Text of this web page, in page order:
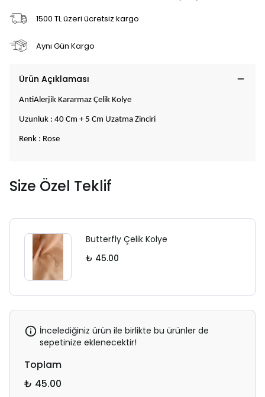
1500 TL üzeri ücretsiz kargo
Aynı Gün Kargo
Ürün Açıklaması
AntiAlerjik Kararmaz Çelik Kolye
Uzunluk : 40 Cm + 5 Cm Uzatma Zinciri
Renk : Rose
Size Özel Teklif
Butterfly Çelik Kolye
₺ 45.00
İncelediğiniz ürün ile birlikte bu ürünler de
sepetinize eklenecektir!
Toplam
₺ 45.00